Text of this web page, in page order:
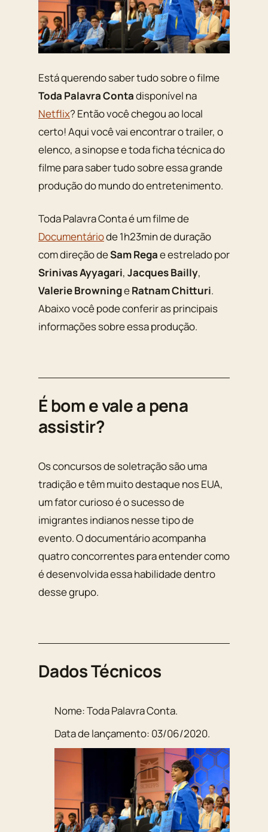
Está querendo saber tudo sobre o filme
Toda Palavra Contadisponível na
Netflix? Então você chegou ao local
certo! Aqui você vai encontrar o trailer, o
elenco, a sinopse e toda ficha técnica do
filme para saber tudo sobre essa grande
produção do mundo do entretenimento.
Toda Palavra Conta é um filme de
Documentáriode 1h23min de duração
com direção deSam Regae estrelado por
Srinivas Ayyagari, Jacques Bailly,
Valerie BrowningeRatnam Chitturi.
Abaixo você pode conferir as principais
informações sobre essa produção.
É bom e vale a pena
assistir?
Os concursos de soletração são uma
tradição e têm muito destaque nos EUA,
um fator curioso é o sucesso de
imigrantes indianos nesse tipo de
evento. O documentário acompanha
quatro concorrentes para entender como
é desenvolvida essa habilidade dentro
desse grupo.
Dados Técnicos
Nome:Toda Palavra Conta.
Data de lançamento: 03/06/2020.